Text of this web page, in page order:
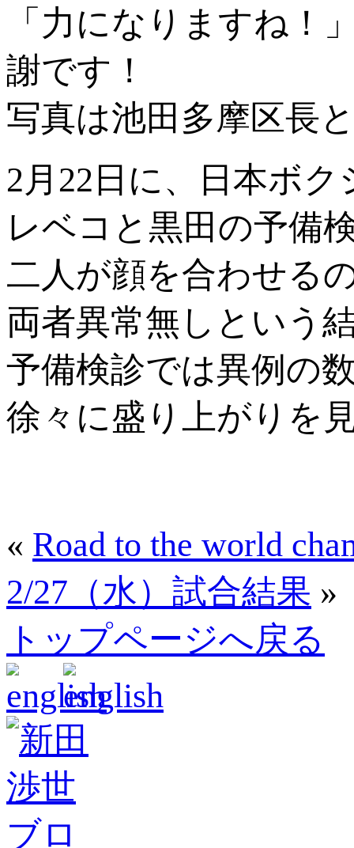
「力になりますね！
謝です！
写真は池田多摩区長
2月22日に、日本ボ
レベコと黒田の予備
二人が顔を合わせる
両者異常無しという
予備検診では異例の
徐々に盛り上がりを
« Road to the world
2/27（水）試合結果 »
トップページへ戻る